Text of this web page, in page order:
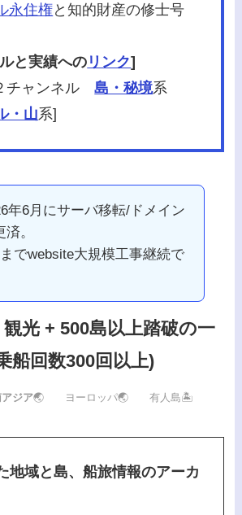
永住権と知的財産の修士号
と実績へのリンク]
チャンネル島・秘境系
・山系]
年6月にサーバ移転/ドメイン
済。
でwebsite大規模工事継続で
光 + 500島以上踏破の一
船回数300回以上)
ジア🌏 ヨーロッパ🌏 有人島🏝️
地域と島、船旅情報のアーカ